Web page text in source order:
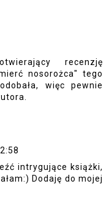
recenzję
nosorożca" tego
więc pewnie
intrygujące książki,
Dodaję do mojej